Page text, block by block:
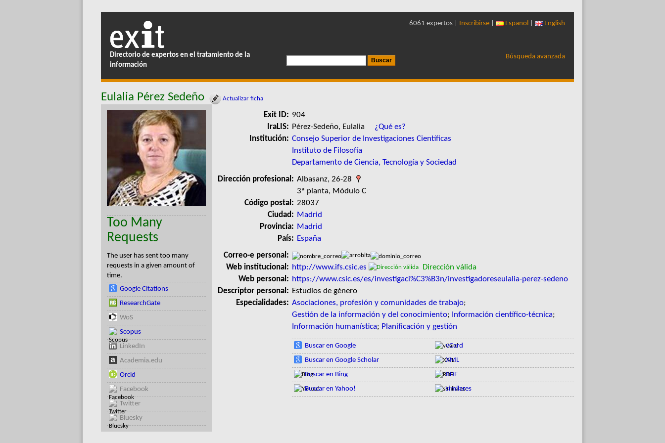
Directorio de expertos en el tratamiento de la
información
6061 expertos | Inscribirse Español English
Búsqueda avanzada
Eulalia Pérez Sedeño Actualizar ficha
Too Many
Requests
The user has sent too many
requests in a given amount of
time.
Google Citations
ResearchGate
WoS
Scopus
LinkedIn
Academia.edu
Orcid
Facebook
Twitter
Bluesky
Exit ID: 904
IraLIS: Pérez-Sedeño, Eulalia ¿Qué es?
Institución: Consejo Superior de Investigaciones Científicas
Instituto de Filosofía
Departamento de Ciencia, Tecnología y Sociedad
Dirección profesional: Albasanz, 26-28
3ª planta, Módulo C
Código postal: 28037
Ciudad: Madrid
Provincia: Madrid
País: España
Correo-e personal:
Web institucional: http://www.ifs.csic.es
Dirección válida
Web personal: https://www.csic.es/es/investigaci%C3%B3n/investigadoreseulalia-perez-sedeno
Descriptor personal: Estudios de género
Especialidades: Asociaciones, profesión y comunidades de trabajo;
Gestión de la información y del conocimiento; Información científico-técnica;
Información humanística; Planificación y gestión
Buscar en Google
Buscar en Google Scholar
Buscar en Bing
Buscar en Yahoo!
vCard
XML
RDF
similares